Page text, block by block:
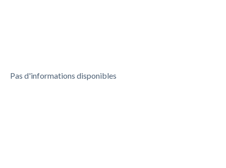
Pas d'informations disponibles